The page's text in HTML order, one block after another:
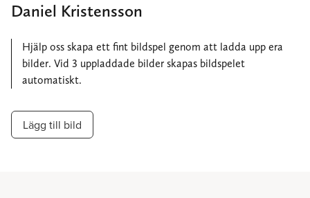
Daniel Kristensson
Hjälp oss skapa ett fint bildspel genom att ladda upp era
bilder. Vid 3 uppladdade bilder skapas bildspelet
automatiskt.
Lägg till bild